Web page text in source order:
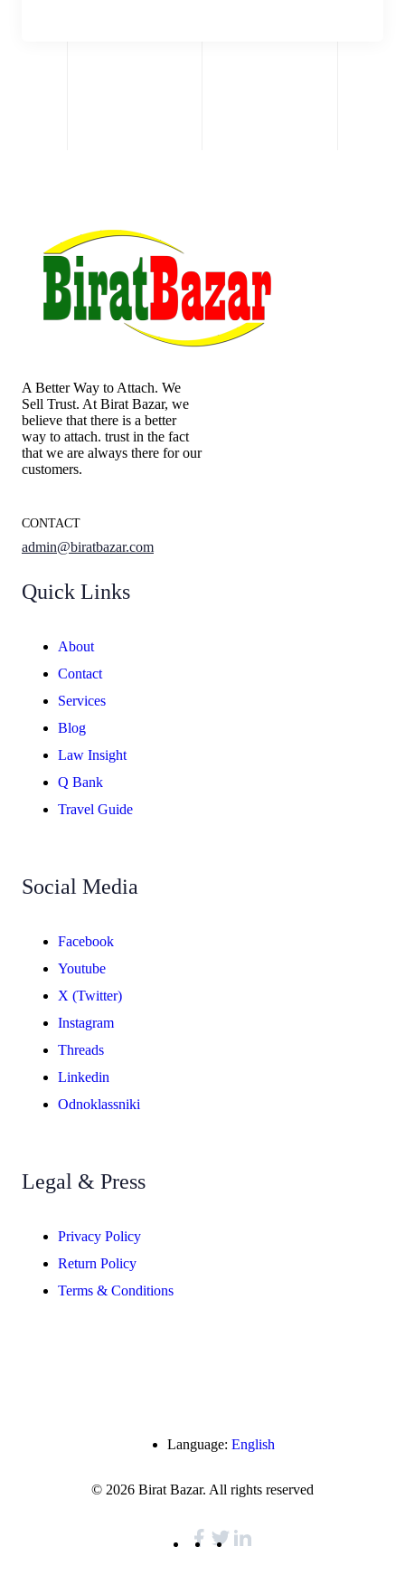
A Better Way to Attach. We
Sell Trust. At Birat Bazar, we
believe that there is a better
way to attach. trust in the fact
that we are always there for our
customers.
CONTACT
admin@biratbazar.com
Quick Links
About
Contact
Services
Blog
Law Insight
Q Bank
Travel Guide
Social Media
Facebook
Youtube
X (Twitter)
Instagram
Threads
Linkedin
Odnoklassniki
Legal & Press
Privacy Policy
Return Policy
Terms & Conditions
Language: English
© 2026 Birat Bazar. All rights reserved